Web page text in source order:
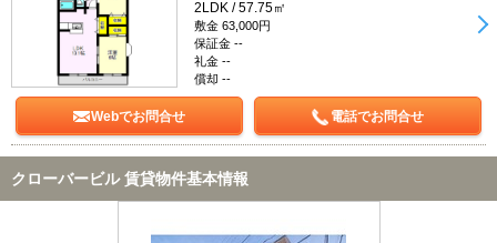
2LDK / 57.75㎡
敷金 63,000円
保証金 --
礼金 --
償却 --
Webでお問合せ 電話でお問合せ
クローバービル 賃貸物件基本情報